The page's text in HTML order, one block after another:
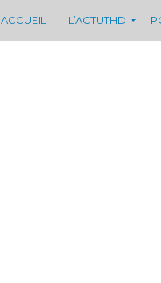
ACCUEIL L’ACTUTHD